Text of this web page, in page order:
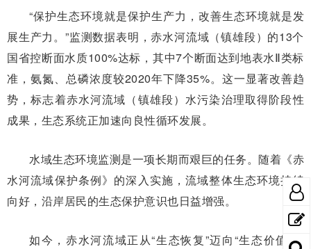
“保护生态环境就是保护生产力，改善生态环境就是发
展生产力。”监测数据表明，赤水河流域（镇雄段）的13个
国省控断面水质100%达标，其中7个断面达到地表水Ⅱ类标
准，氨氮、总磷浓度较2020年下降35%。这一显著改善趋
势，标志着赤水河流域（镇雄段）水污染治理取得阶段性
成果，生态系统正加速向良性循环发展。
水域生态环境监测是一项长期而艰巨的任务。随着《赤
水河流域保护条例》的深入实施，流域整体生态环境持续
向好，沿岸居民的生态保护意识也日益增强。
如今，赤水河流域正从“生态恢复”迈向“生态价值”实